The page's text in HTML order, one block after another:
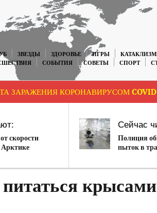
ЗВЕЗДЫ ЗДОРОВЬЕ ИГРЫ
СОБЫТИЯ СОВЕТЫ СПОРТ
ЗАРАЖЕНИЯ КОРОНАВИРУСОМ
скорости
Арктике
Сейчас
Полиция
пыток в
крысами